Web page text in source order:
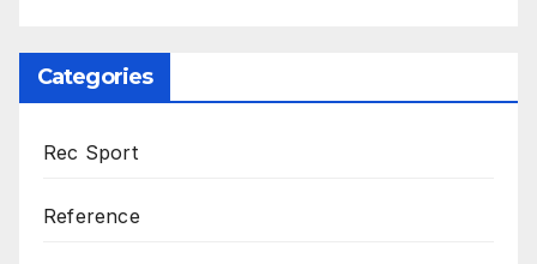
Categories
Rec Sport
Reference